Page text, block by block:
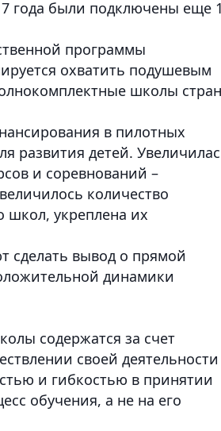
года были подключены еще
программы
охватить подушевым
школы
в пилотных
развития детей.
и соревнований –
количество
школ, укреплена их
сделать вывод о прямой
динамики
содержатся за счет
своей
и гибкостью в принятии
обучения, а не на его